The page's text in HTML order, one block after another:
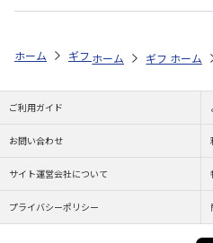
ホーム ギフト通販 内祝い・お返
ホーム ギフト通販
ホーム
ご利用ガイド
お問い合わせ
サイト運営会社について
プライバシーポリシー